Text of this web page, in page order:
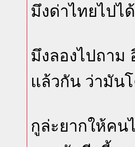
มึงด่าไทยไปไ
มึงลองไปถาม
แล้วกัน ว่ามัน
กูล่ะยากให้คน